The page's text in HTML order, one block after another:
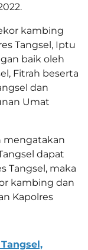
kambing
Tangsel, Iptu
baik oleh
Fitrah beserta
dan
Umat
mengatakan
dapat
Tangsel, maka
kambing dan
Kapolres